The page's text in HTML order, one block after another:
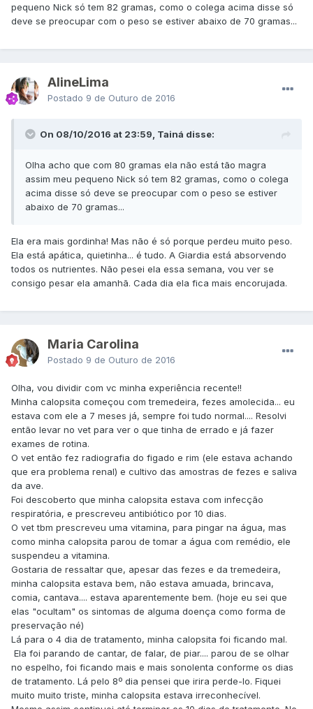
pequeno Nick só tem 82 gramas, como o colega acima disse só
deve se preocupar com o peso se estiver abaixo de 70 gramas...
AlineLima
Postado 9 de Outuro de 2016
On 08/10/2016 at 23:59, Tainá disse:
Olha acho que com 80 gramas ela não está tão magra
assim meu pequeno Nick só tem 82 gramas, como o colega
acima disse só deve se preocupar com o peso se estiver
abaixo de 70 gramas...
Ela era mais gordinha! Mas não é só porque perdeu muito peso.
Ela está apática, quietinha... é tudo. A Giardia está absorvendo
todos os nutrientes. Não pesei ela essa semana, vou ver se
consigo pesar ela amanhã. Cada dia ela fica mais encorujada.
Maria Carolina
Postado 9 de Outuro de 2016
Olha, vou dividir com vc minha experiência recente!!
Minha calopsita começou com tremedeira, fezes amolecida... eu
estava com ele a 7 meses já, sempre foi tudo normal.... Resolvi
então levar no vet para ver o que tinha de errado e já fazer
exames de rotina.
O vet então fez radiografia do figado e rim (ele estava achando
que era problema renal) e cultivo das amostras de fezes e saliva
da ave.
Foi descoberto que minha calopsita estava com infecção
respiratória, e prescreveu antibiótico por 10 dias.
O vet tbm prescreveu uma vitamina, para pingar na água, mas
como minha calopsita parou de tomar a água com remédio, ele
suspendeu a vitamina.
Gostaria de ressaltar que, apesar das fezes e da tremedeira,
minha calopsita estava bem, não estava amuada, brincava,
comia, cantava.... estava aparentemente bem. (hoje eu sei que
elas "ocultam" os sintomas de alguma doença como forma de
preservação né)
Lá para o 4 dia de tratamento, minha calopsita foi ficando mal.
Ela foi parando de cantar, de falar, de piar.... parou de se olhar
no espelho, foi ficando mais e mais sonolenta conforme os dias
de tratamento. Lá pelo 8º dia pensei que irira perde-lo. Fiquei
muito muito triste, minha calopsita estava irreconhecível.